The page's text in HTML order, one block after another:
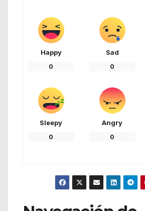
Happy
0
Sad
0
Sleepy
0
Angry
0